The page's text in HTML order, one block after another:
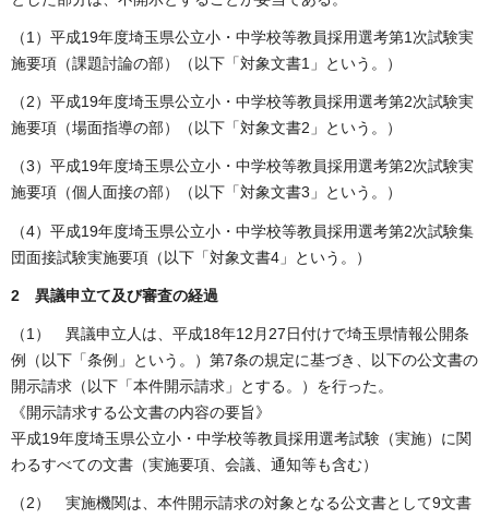
（1）平成19年度埼玉県公立小・中学校等教員採用選考第1次試験実
施要項（課題討論の部）（以下「対象文書1」という。）
（2）平成19年度埼玉県公立小・中学校等教員採用選考第2次試験実
施要項（場面指導の部）（以下「対象文書2」という。）
（3）平成19年度埼玉県公立小・中学校等教員採用選考第2次試験実
施要項（個人面接の部）（以下「対象文書3」という。）
（4）平成19年度埼玉県公立小・中学校等教員採用選考第2次試験集
団面接試験実施要項（以下「対象文書4」という。）
2 異議申立て及び審査の経過
（1） 異議申立人は、平成18年12月27日付けで埼玉県情報公開条
例（以下「条例」という。）第7条の規定に基づき、以下の公文書の
開示請求（以下「本件開示請求」とする。）を行った。
《開示請求する公文書の内容の要旨》
平成19年度埼玉県公立小・中学校等教員採用選考試験（実施）に関
わるすべての文書（実施要項、会議、通知等も含む）
（2） 実施機関は、本件開示請求の対象となる公文書として9文書